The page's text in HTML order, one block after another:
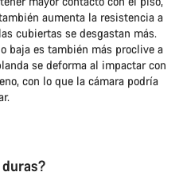
aumenta la resistencia a
cubiertas se desgastan más.
baja es también más proclive a
se deforma al impactar con
con lo que la cámara podría